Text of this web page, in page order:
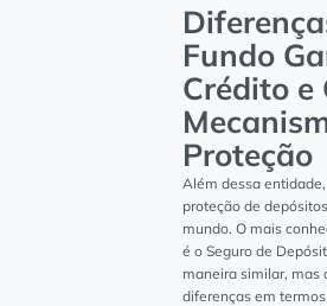
Fundo
Crédito e
Proteção
Além dessa
proteção de
mundo. O mais
é o Seguro de
maneira similar, mas
diferenças em